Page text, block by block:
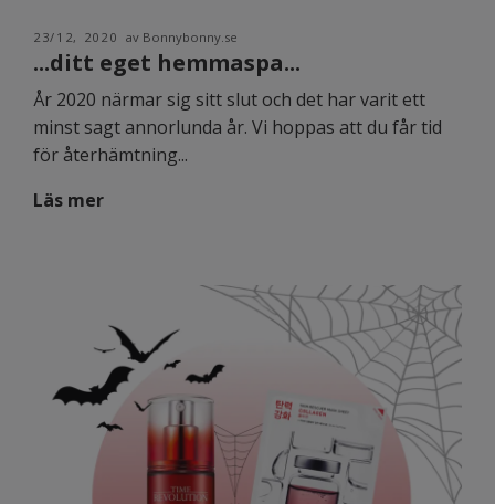
23/12, 2020 av Bonnybonny.se
...ditt eget hemmaspa...
År 2020 närmar sig sitt slut och det har varit ett
minst sagt annorlunda år. Vi hoppas att du får tid
för återhämtning...
Läs mer